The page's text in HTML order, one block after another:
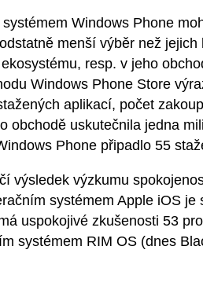
Windows Phone
menší výběr než
resp. v jeho
Windows Phone Store
aplikací, počet
obchodě uskutečnila jedna
Phone připadlo 55
výsledek výzkumu
systémem Apple iOS je
uspokojivé zkušenosti 53
systémem RIM OS (dnes